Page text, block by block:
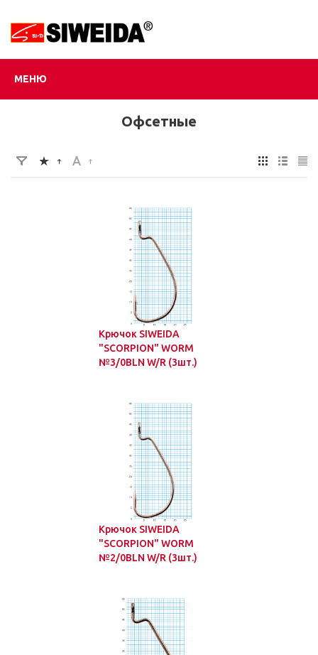
МЕНЮ
Офсетные
Крючок SIWEIDA
"SCORPION" WORM
№3/0BLN W/R (3шт.)
Крючок SIWEIDA
"SCORPION" WORM
№2/0BLN W/R (3шт.)